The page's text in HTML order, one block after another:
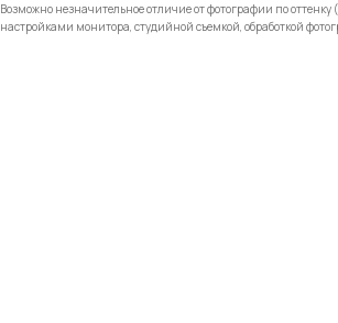
Возможно незначительное отличие от фотографии по
настройками монитора, студийной съемкой, обработкой